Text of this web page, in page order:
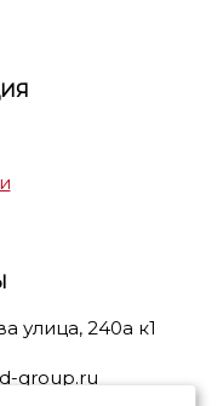
улица, 240а к1
group.ru